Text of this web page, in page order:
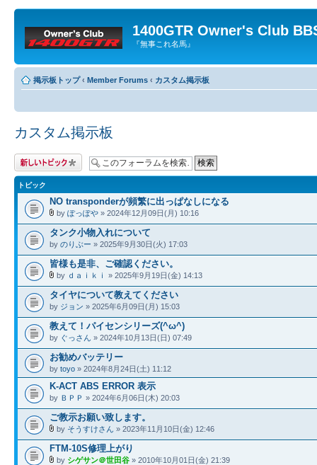
1400GTR Owner's Club
『無事これ名馬』
掲示板トップ ‹ Member Forums ‹ カスタム掲示板
カスタム掲示板
トピックを投稿す
る
トピック
NO transponderが頻繁に出っぱなしになる
by ぽっぽや » 2024年12月09日(月) 10:16
タンク小物入れについて
by のりぶー » 2025年9月30日(火) 17:03
皆様も是非、ご確認ください。
by ｄａｉｋｉ » 2025年9月19日(金) 14:13
タイヤについて教えてください
by ジョン » 2025年6月09日(月) 15:03
教えて！パイセンシリーズ(^ω^)
by ぐっさん » 2024年10月13日(日) 07:49
お勧めバッテリー
by toyo » 2024年8月24日(土) 11:12
K-ACT ABS ERROR 表示
by ＢＰＰ » 2024年6月06日(木) 20:03
ご教示お願い致します。
by そうすけさん » 2023年11月10日(金) 12:46
FTM-10S修理上がり
by シゲサン＠世田谷 » 2010年10月01日(金) 21:39